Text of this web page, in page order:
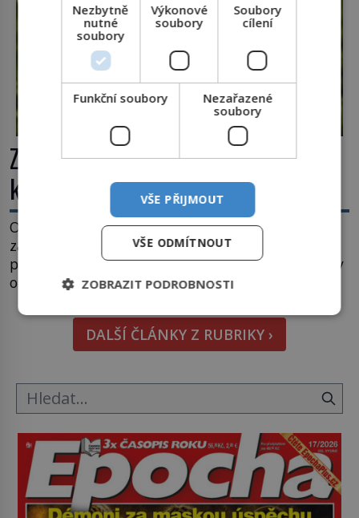
Zvířecí dobroty: Proč patří ke
králíkům mrkev?
Opice si dá banán, ježek jablko, myška sýr. A co
zajíc či jeho blízký kolega králík? Ti si samozřejmě
pochutnají na mrkvi! Proč jsou podobné představy
o potravě zvířat často spíš mýty? Pokud máte
i bude chutnat, ovšem měl by ji mít jen jako
občasný pamlsek. […]DALŠÍ ČLÁNKY Z RUBRIKY ›
Nezbytně
nutné
soubory
Výkonové
soubory
Soubory
cílení
Funkční soubory
Nezařazené
soubory
VŠE PŘIJMOUT
VŠE ODMÍTNOUT
ZOBRAZIT PODROBNOSTI